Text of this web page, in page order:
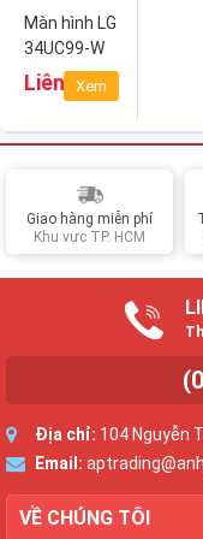
Màn hình LG
34UC99-W
Liên hệ
Xem
Giao hàng miễn phí
Khu vực TP. HCM
Địa chỉ: 104 Nguyễn
Email:
VỀ CHÚNG TÔI